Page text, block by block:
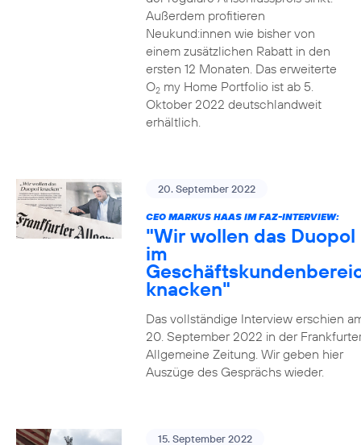
Außerdem profitieren
Neukund:innen wie bisher von
einem zusätzlichen Rabatt in den
ersten 12 Monaten. Das erweiterte
O2my Home Portfolio ist ab 5.
Oktober 2022 deutschlandweit
erhältlich.
20. September 2022
CEO MARKUS HAAS IM FAZ-INTERVIEW:
"Wir wollen das Duopol
im
knacken"
Das vollständige Interview erschien
20. September 2022 in der
Allgemeine Zeitung. Wir geben hier
Auszüge des Gesprächs wieder.
15. September 2022